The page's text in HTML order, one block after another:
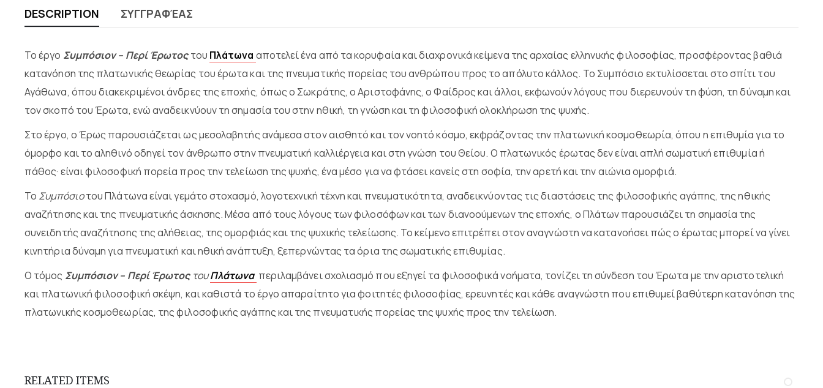
DESCRIPTION ΣΥΓΓΡΑΦΈΑΣ
Το έργο Συμπόσιον – Περί Έρωτοςτου Πλάτωνα αποτελεί ένα από τα κορυφαία και διαχρονικά κείμενα τηςαρχαίας ελληνικής φιλοσοφίας, προσφέροντας βαθιά
κατανόηση της πλατωνικής θεωρίας του έρωτακαι της πνευματικής πορείας του ανθρώπου προς το απόλυτο κάλλος. Το Συμπόσιο εκτυλίσσεται στο σπίτι του
Αγάθωνα, όπου διακεκριμένοι άνδρες της εποχής, όπως ο Σωκράτης, ο Αριστοφάνης, ο Φαίδρος και άλλοι, εκφωνούν λόγους που διερευνούν τη φύση, τη δύναμη και
τον σκοπό του Έρωτα, ενώ αναδεικνύουν τη σημασία του στην ηθική, τη γνώση και τη φιλοσοφική ολοκλήρωση της ψυχής.
Στο έργο, ο Έρως παρουσιάζεται ως μεσολαβητής ανάμεσα στον αισθητό και τον νοητό κόσμο, εκφράζοντας την πλατωνική κοσμοθεωρία, όπου η επιθυμία για το
όμορφο και το αληθινό οδηγεί τον άνθρωπο στην πνευματική καλλιέργεια και στη γνώση του Θείου. Ο πλατωνικός έρωτας δεν είναι απλή σωματική επιθυμία ή
πάθος· είναι φιλοσοφική πορεία προς την τελείωση της ψυχής, ένα μέσο για να φτάσει κανείς στη σοφία, την αρετή και την αιώνια ομορφιά.
Το Συμπόσιοτου Πλάτωνα είναι γεμάτοστοχασμό, λογοτεχνική τέχνη και πνευματικότητα, αναδεικνύοντας τις διαστάσεις της φιλοσοφικής αγάπης, της ηθικής
αναζήτησης και της πνευματικής άσκησης. Μέσα από τους λόγους των φιλοσόφων και των διανοούμενων της εποχής, ο Πλάτων παρουσιάζει τη σημασία της
συνειδητής αναζήτησης της αλήθειας, της ομορφιάς και της ψυχικής τελείωσης. Το κείμενο επιτρέπει στον αναγνώστη να κατανοήσει πώς ο έρωτας μπορεί να γίνει
κινητήρια δύναμη για πνευματική και ηθική ανάπτυξη, ξεπερνώντας τα όρια της σωματικής επιθυμίας.
Ο τόμος Συμπόσιον – Περί ΈρωτοςτουΠλάτωνα περιλαμβάνει σχολιασμό που εξηγεί τα φιλοσοφικά νοήματα, τονίζει τη σύνδεση του Έρωτα με την αριστοτελική
και πλατωνική φιλοσοφική σκέψη, και καθιστά το έργο απαραίτητο για φοιτητές φιλοσοφίας, ερευνητές και κάθε αναγνώστη που επιθυμεί βαθύτερη κατανόηση της
πλατωνικής κοσμοθεωρίας, της φιλοσοφικής αγάπης και της πνευματικής πορείας της ψυχής προς την τελείωση.
RELATED ITEMS